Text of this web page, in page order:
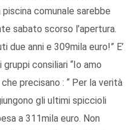
comunale sarebbe
sabato scorso l’apertura.
due anni e 309mila euro!” E’
consiliari “Io amo
precisano : “ Per la verità
gli ultimi spiccioli
a 311mila euro. Non